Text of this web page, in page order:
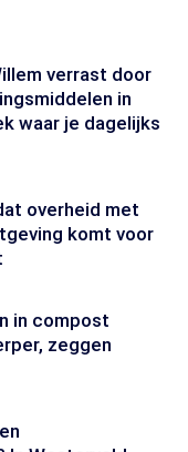
verrast door
in
waar je dagelijks
overheid met
komt voor
in compost
zeggen